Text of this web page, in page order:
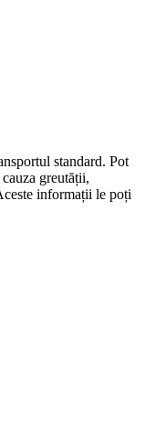
standard. Pot
greutății,
informații le poți